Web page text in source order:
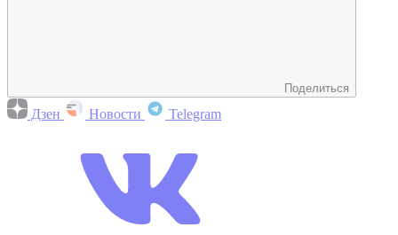
Поделиться
Дзен Новости Telegram